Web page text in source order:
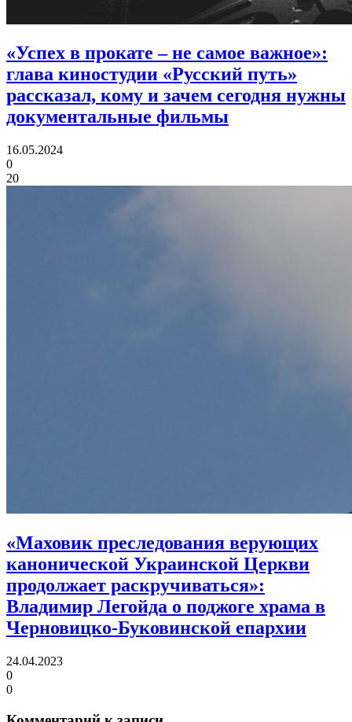
«Успех в прокате – не самое важное»:
глава киностудии «Русский путь»
рассказал, кому и зачем сегодня нужны
документальные фильмы
16.05.2024
0
20
«Маховик преследования верующих
канонической Украинской Церкви
продолжает раскручиваться»:
Владимир Легойда о поджоге храма в
Черновицко-Буковинской епархии
24.04.2023
0
0